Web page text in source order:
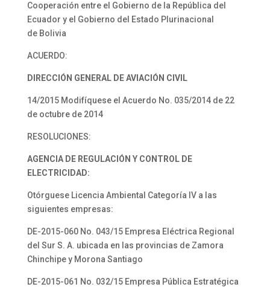
Cooperación entre el Gobierno de la República del
Ecuador y el Gobierno del Estado Plurinacional
de Bolivia
ACUERDO:
DIRECCIÓN GENERAL DE AVIACIÓN CIVIL
14/2015 Modifíquese el Acuerdo No. 035/2014 de 22
de octubre de 2014
RESOLUCIONES:
AGENCIA DE REGULACIÓN Y CONTROL DE
ELECTRICIDAD:
Otórguese Licencia Ambiental Categoría IV a las
siguientes empresas:
DE-2015-060 No. 043/15 Empresa Eléctrica Regional
del Sur S. A. ubicada en las provincias de Zamora
Chinchipe y Morona Santiago
DE-2015-061 No. 032/15 Empresa Pública Estratégica